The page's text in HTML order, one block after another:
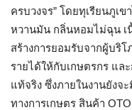
ครบวงจร” โดยทุเรียนภูเ
หวานมัน กลิ่นหอมไม่ฉุน เ
สร้างการยอมรับจากผู้บริ
รายได้ให้กับเกษตรกร แล
แท้จริง ซึ่งภายในงานยัง
ทางการเกษตร สินค้า